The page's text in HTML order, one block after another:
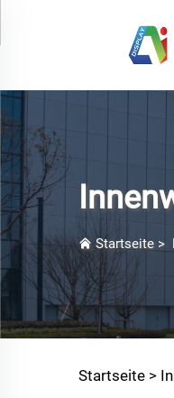
Startseite >
Startseite >